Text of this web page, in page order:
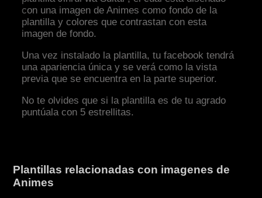
con una imagen de Animes como fondo de la
plantilla y colores que contrastan con esta
imagen de fondo.
Una vez instalado la plantilla, tu facebook tendrá
una apariencia única y se verá como la vista
previa que se encuentra en la parte superior.
No te olvides que si la plantilla es de tu agrado
puntúala con 5 estrellitas.
Plantillas relacionadas con imagenes de
Animes